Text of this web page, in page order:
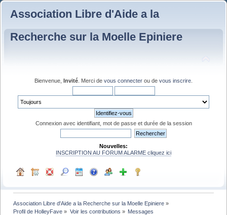
Association Libre d'Aide a la
Recherche sur la Moelle Epiniere
Bienvenue, Invité . Merci de vous connecter ou de vous inscrire
Connexion avec identifiant, mot de passe et durée de la session
Nouvelles:
INSCRIPTION AU FORUM ALARME cliquez ici
Association Libre d'Aide a la Recherche sur la Moelle Epiniere »
Profil de HolleyFave » Voir les contributions » Messages